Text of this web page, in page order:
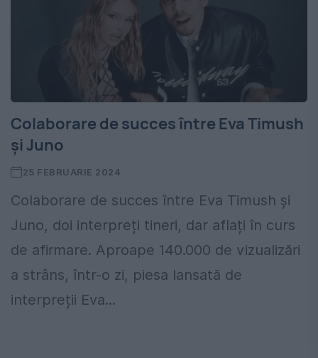
Colaborare de succes între Eva Timush
și Juno
25 FEBRUARIE 2024
Colaborare de succes între Eva Timush și
Juno, doi interpreți tineri, dar aflați în curs
de afirmare. Aproape 140.000 de vizualizări
a strâns, într-o zi, piesa lansată de
interpreții Eva...